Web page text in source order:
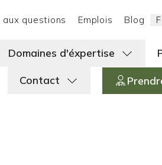
Domaines d'éxpertise
Contact
aux questions Emplois Blog